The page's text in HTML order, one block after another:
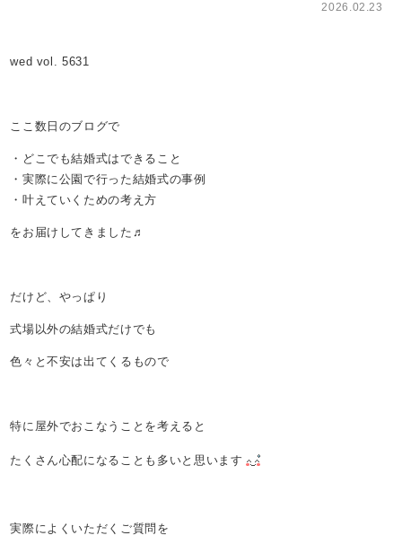
2026.02.23
wed vol. 5631
ここ数日のブログで
・どこでも結婚式はできること
・実際に公園で行った結婚式の事例
・叶えていくための考え方
をお届けしてきました♬
だけど、やっぱり
式場以外の結婚式だけでも
色々と不安は出てくるもので
特に屋外でおこなうことを考えると
たくさん心配になることも多いと思います
実際によくいただくご質問を